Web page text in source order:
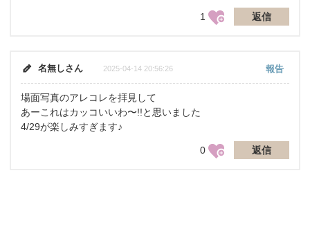
1 返信
報告
名無しさん 2025-04-14 20:56:26
場面写真のアレコレを拝見して
あーこれはカッコいいわ〜!!と思いました
4/29が楽しみすぎます♪
0 返信